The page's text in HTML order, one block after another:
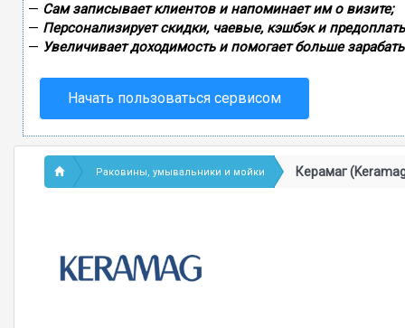
— Сам записывает клиентов и напоминает им о визите;
— Персонализирует скидки, чаевые, кэшбэк и
— Увеличивает доходимость и помогает больше
Начать пользоваться сервисом
Раковины, умывальники и мойки Керамаг